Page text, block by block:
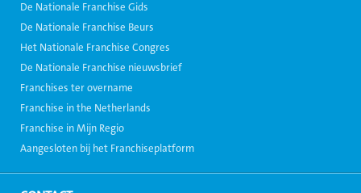
De Nationale Franchise Gids
De Nationale Franchise Beurs
Het Nationale Franchise Congres
De Nationale Franchise nieuwsbrief
Franchises ter overname
Franchise in the Netherlands
Franchise in Mijn Regio
Aangesloten bij het Franchiseplatform